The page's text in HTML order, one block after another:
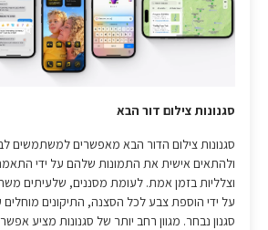
סגנונות צילום דור הבא
סגנונות צילום הדור הבא מאפשרים למשתמשים
ולהתאים אישית את התמונות שלהם על ידי
וצלליות בזמן אמת. לעומת מסננים, שלעיתים
על ידי הוספת צבע לכל הסצנה, התיקונים מוחלים
סגנון נבחר. מגוון רחב יותר של סגנונות מציע